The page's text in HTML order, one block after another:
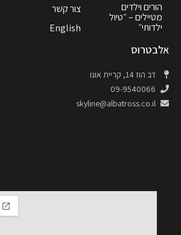
הורים וילדים
מטיילים – ״טיול
ילדותי״
צור קשר
English
אלבטרוס
דב הוז 14, קריית אונו
09-9540066
skyline@albatross.co.il